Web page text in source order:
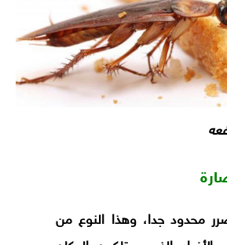
محدود جدا، وهذا النوع من